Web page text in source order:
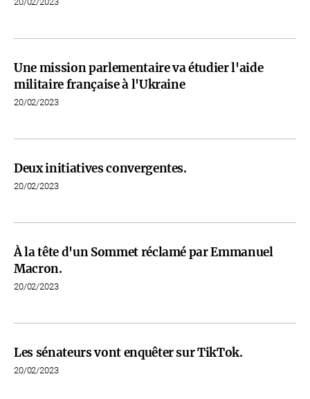
Une mission parlementaire va étudier l'aide
militaire française à l'Ukraine
20/02/2023
Deux initiatives convergentes.
20/02/2023
À la tête d'un Sommet réclamé par Emmanuel
Macron.
20/02/2023
Les sénateurs vont enquêter sur TikTok.
20/02/2023